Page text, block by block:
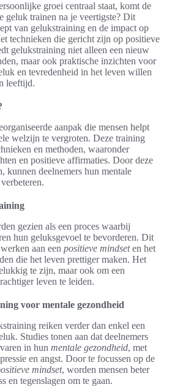
groei centraal staat, komt de
geluk trainen na je veertigste? Dit
van gelukstraining en de impact op
technieken die gericht zijn op positieve
gelukstraining niet alleen een nieuw
maar ook praktische inzichten voor
en tevredenheid in het leven willen
leeftijd.
aanpak die mensen helpt
welzijn te vergroten. Deze training
en methoden, waaronder
en positieve affirmaties. Door deze
kunnen deelnemers hun mentale
gezien als een proces waarbij
hun geluksgevoel te bevorderen. Dit
aan een positieve mindseten het
die het leven prettiger maken. Het
te zijn, maar ook om een
leven te leiden.
voor mentale gezondheid
reiken verder dan enkel een
Studies tonen aan dat deelnemers
in hun mentale gezondheid, met
en angst. Door te focussen op de
mindset, worden mensen beter
en tegenslagen om te gaan.